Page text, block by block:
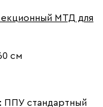
МТД для
см
ППУ стандартный